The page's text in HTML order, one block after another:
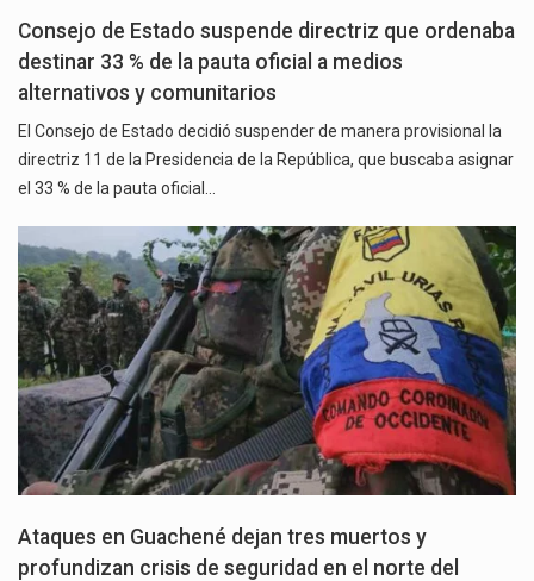
Consejo de Estado suspende directriz que ordenaba
destinar 33 % de la pauta oficial a medios
alternativos y comunitarios
El Consejo de Estado decidió suspender de manera provisional la
directriz 11 de la Presidencia de la República, que buscaba asignar
el 33 % de la pauta oficial…
Ataques en Guachené dejan tres muertos y
profundizan crisis de seguridad en el norte del